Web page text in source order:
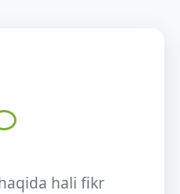
hali fikr